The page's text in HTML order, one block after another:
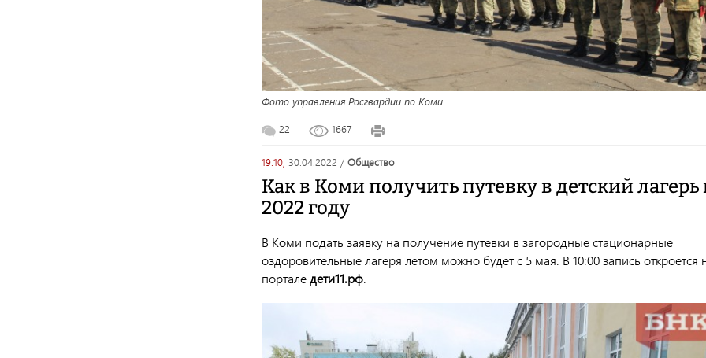
Фото управления Росгвардии по Коми
22 1667
19:10, 30.04.2022 / общество
Как в Коми получить путевку в детский лагерь
2022 году
В Коми подать заявку на получение путевки в загородные стационарные
оздоровительные лагеря летом можно будет с 5 мая. В 10:00 запись откроется
порталедети11.рф.